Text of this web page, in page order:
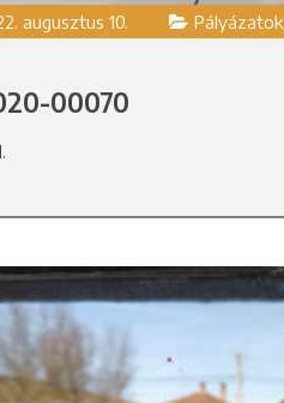
augusztus 10. Pályázatok
00070